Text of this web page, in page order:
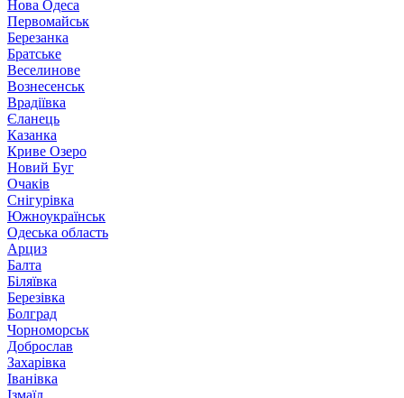
Нова Одеса
Первомайськ
Березанка
Братське
Веселинове
Вознесенськ
Врадіївка
Єланець
Казанка
Криве Озеро
Новий Буг
Очаків
Снігурівка
Южноукраїнськ
Одеська область
Арциз
Балта
Біляївка
Березівка
Болград
Чорноморськ
Доброслав
Захарівка
Іванівка
Ізмаїл